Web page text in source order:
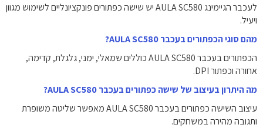
לעכבר הגיימינג AULA SC580 יש שישה כפתורים פונקציונליים לשימוש מגוון
ויעיל.
מהם סוגי הכפתורים בעכבר AULA SC580?
הכפתורים בעכבר AULA SC580 כוללים שמאלי, ימני, גלגלת, קדימה,
אחורה וכפתור DPI.
מה היתרון בעיצוב של שישה כפתורים בעכבר AULA SC580?
עיצוב השישה כפתורים בעכבר AULA SC580 מאפשר שליטה משופרת
ותגובה מהירה במשחקים.